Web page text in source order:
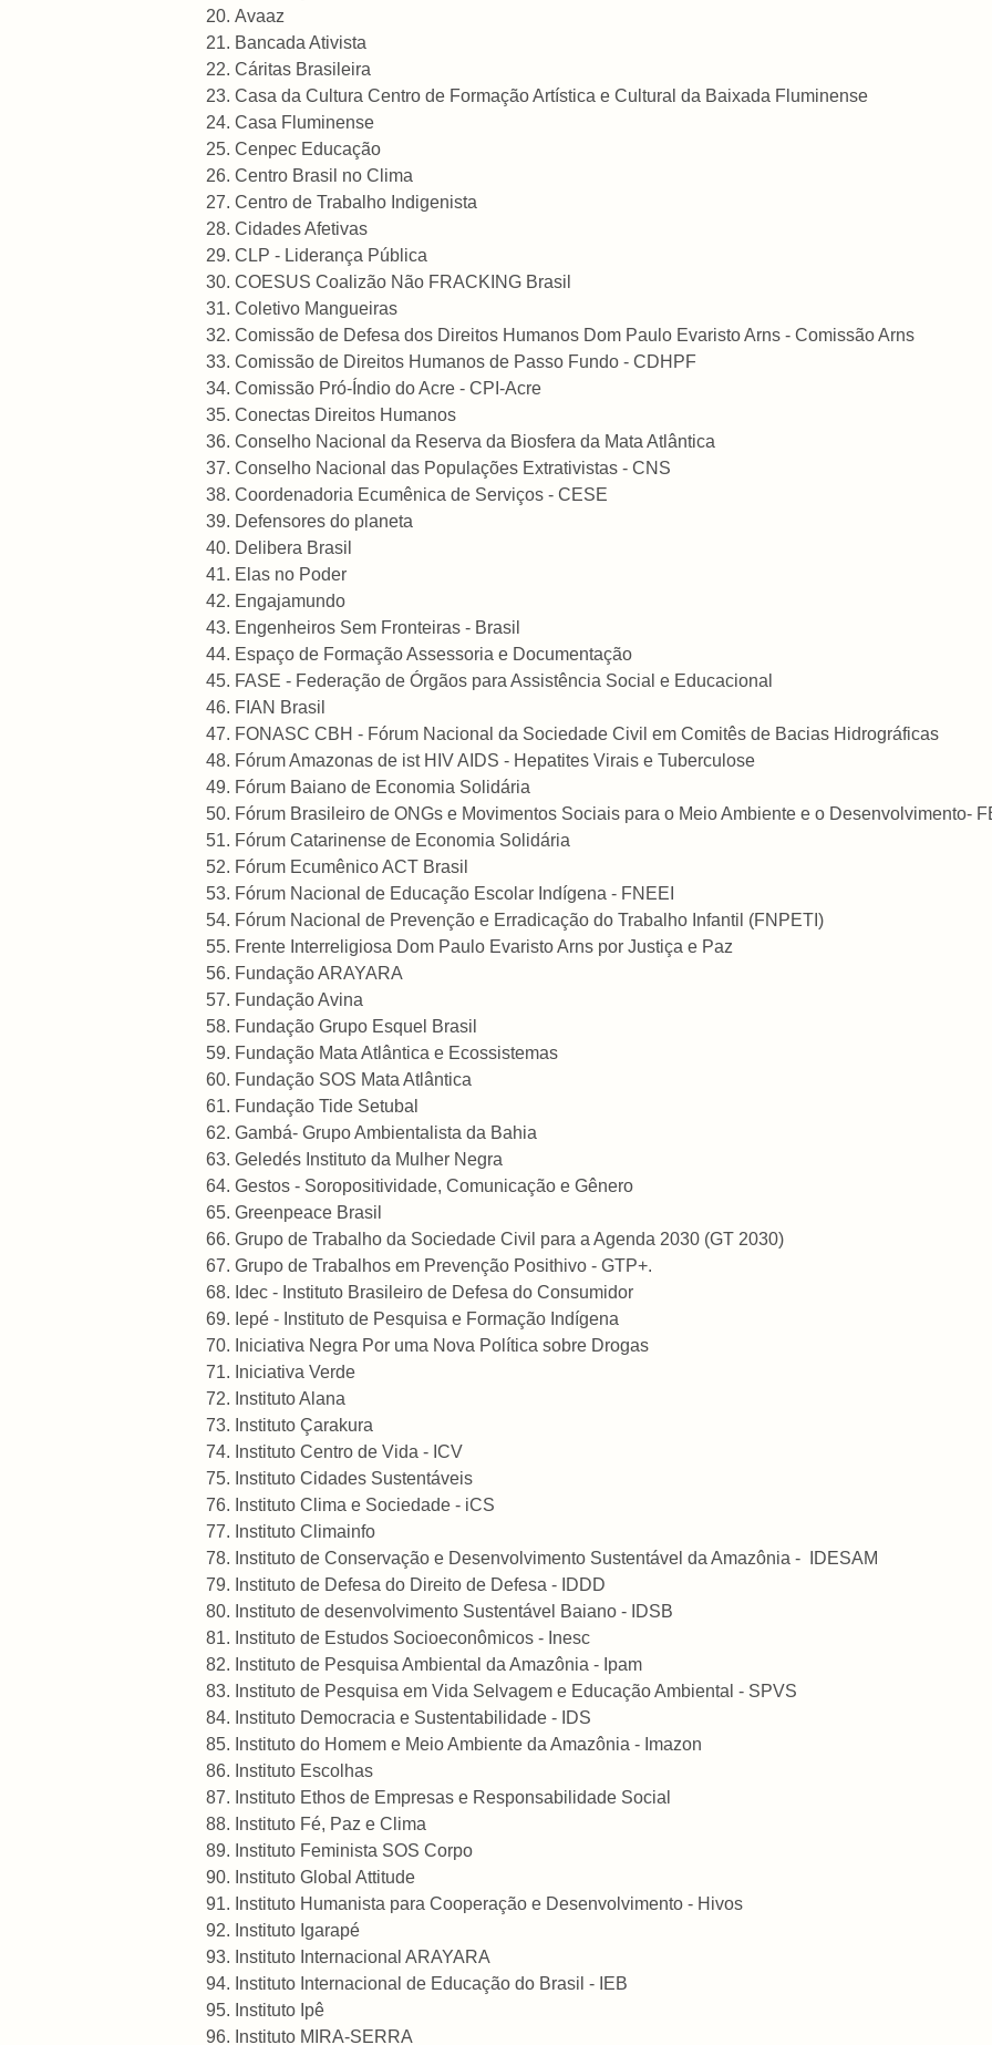
Avaaz
Bancada Ativista
Cáritas Brasileira
Casa da Cultura Centro de Formação Artística e Cultural da Baixada Fluminense
Casa Fluminense
Cenpec Educação
Centro Brasil no Clima
Centro de Trabalho Indigenista
Cidades Afetivas
CLP - Liderança Pública
COESUS Coalizão Não FRACKING Brasil
Coletivo Mangueiras
Comissão de Defesa dos Direitos Humanos Dom Paulo Evaristo Arns - Comissão Arns
Comissão de Direitos Humanos de Passo Fundo - CDHPF
Comissão Pró-Índio do Acre - CPI-Acre
Conectas Direitos Humanos
Conselho Nacional da Reserva da Biosfera da Mata Atlântica
Conselho Nacional das Populações Extrativistas - CNS
Coordenadoria Ecumênica de Serviços - CESE
Defensores do planeta
Delibera Brasil
Elas no Poder
Engajamundo
Engenheiros Sem Fronteiras - Brasil
Espaço de Formação Assessoria e Documentação
FASE - Federação de Órgãos para Assistência Social e Educacional
FIAN Brasil
FONASC CBH - Fórum Nacional da Sociedade Civil em Comitês de Bacias Hidrográficas
Fórum Amazonas de ist HIV AIDS - Hepatites Virais e Tuberculose
Fórum Baiano de Economia Solidária
Fórum Brasileiro de ONGs e Movimentos Sociais para o Meio Ambiente e o Desenvolvimento-
Fórum Catarinense de Economia Solidária
Fórum Ecumênico ACT Brasil
Fórum Nacional de Educação Escolar Indígena - FNEEI
Fórum Nacional de Prevenção e Erradicação do Trabalho Infantil (FNPETI)
Frente Interreligiosa Dom Paulo Evaristo Arns por Justiça e Paz
Fundação ARAYARA
Fundação Avina
Fundação Grupo Esquel Brasil
Fundação Mata Atlântica e Ecossistemas
Fundação SOS Mata Atlântica
Fundação Tide Setubal
Gambá- Grupo Ambientalista da Bahia
Geledés Instituto da Mulher Negra
Gestos - Soropositividade, Comunicação e Gênero
Greenpeace Brasil
Grupo de Trabalho da Sociedade Civil para a Agenda 2030 (GT 2030)
Grupo de Trabalhos em Prevenção Posithivo - GTP+.
Idec - Instituto Brasileiro de Defesa do Consumidor
Iepé - Instituto de Pesquisa e Formação Indígena
Iniciativa Negra Por uma Nova Política sobre Drogas
Iniciativa Verde
Instituto Alana
Instituto Çarakura
Instituto Centro de Vida - ICV
Instituto Cidades Sustentáveis
Instituto Clima e Sociedade - iCS
Instituto Climainfo
Instituto de Conservação e Desenvolvimento Sustentável da Amazônia - IDESAM
Instituto de Defesa do Direito de Defesa - IDDD
Instituto de desenvolvimento Sustentável Baiano - IDSB
Instituto de Estudos Socioeconômicos - Inesc
Instituto de Pesquisa Ambiental da Amazônia - Ipam
Instituto de Pesquisa em Vida Selvagem e Educação Ambiental - SPVS
Instituto Democracia e Sustentabilidade - IDS
Instituto do Homem e Meio Ambiente da Amazônia - Imazon
Instituto Escolhas
Instituto Ethos de Empresas e Responsabilidade Social
Instituto Fé, Paz e Clima
Instituto Feminista SOS Corpo
Instituto Global Attitude
Instituto Humanista para Cooperação e Desenvolvimento - Hivos
Instituto Igarapé
Instituto Internacional ARAYARA
Instituto Internacional de Educação do Brasil - IEB
Instituto Ipê
Instituto MIRA-SERRA